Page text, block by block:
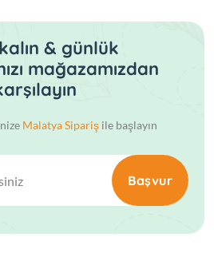
& günlük
mağazamızdan
Malatya Siparişile başlayın
Başvur